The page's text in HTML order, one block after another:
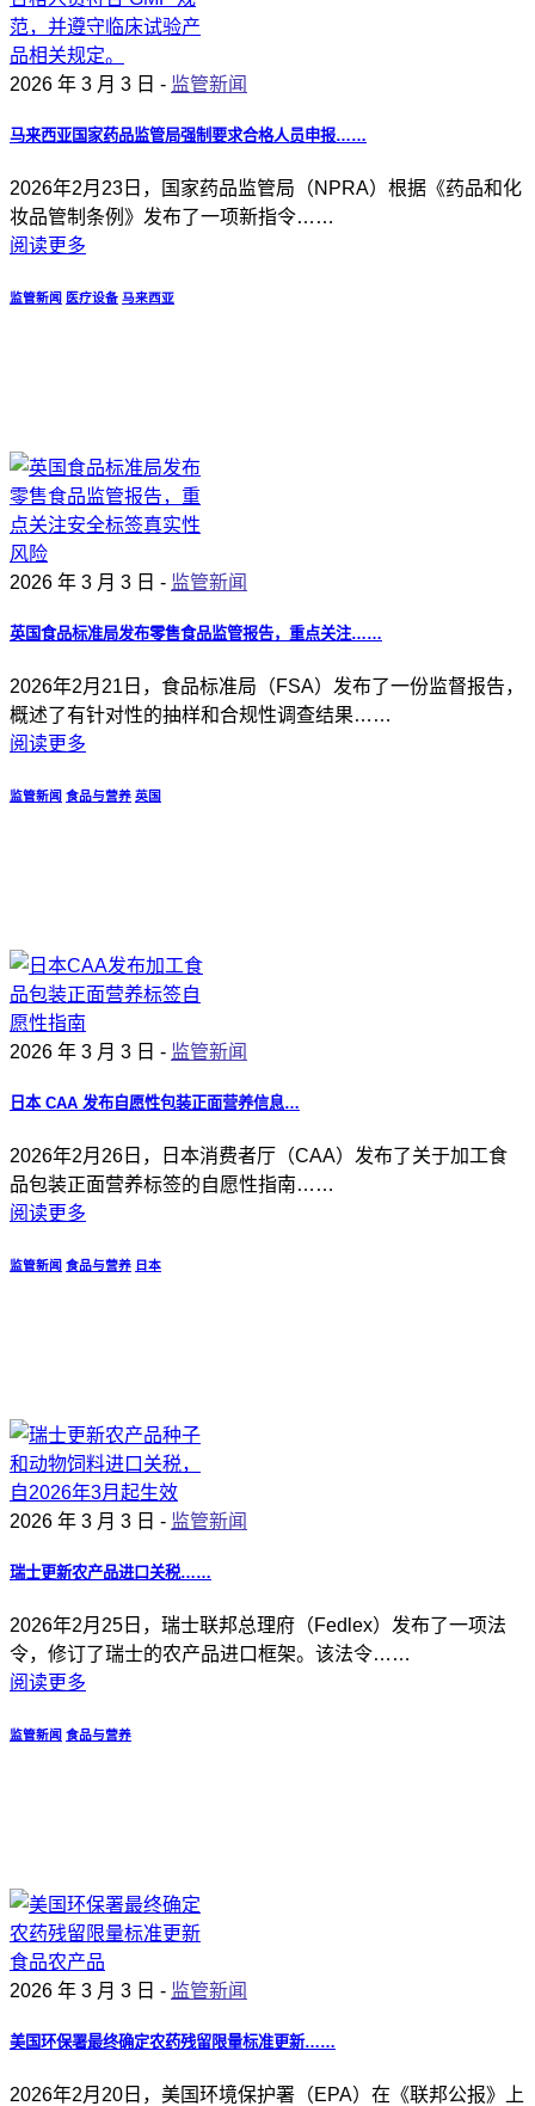
2026 年 3 月 3 日 - 监管新闻
马来西亚国家药品监管局强制要求合格人员申报……
2026年2月23日，国家药品监管局（NPRA）根据《药品和化
妆品管制条例》发布了一项新指令……
阅读更多
监管新闻 医疗设备 马来西亚
2026 年 3 月 3 日 - 监管新闻
英国食品标准局发布零售食品监管报告，重点关注……
2026年2月21日，食品标准局（FSA）发布了一份监督报告，
概述了有针对性的抽样和合规性调查结果……
阅读更多
监管新闻 食品与营养 英国
2026 年 3 月 3 日 - 监管新闻
日本 CAA 发布自愿性包装正面营养信息…
2026年2月26日，日本消费者厅（CAA）发布了关于加工食
品包装正面营养标签的自愿性指南……
阅读更多
监管新闻 食品与营养 日本
2026 年 3 月 3 日 - 监管新闻
瑞士更新农产品进口关税……
2026年2月25日，瑞士联邦总理府（Fedlex）发布了一项法
令，修订了瑞士的农产品进口框架。该法令……
阅读更多
监管新闻 食品与营养
2026 年 3 月 3 日 - 监管新闻
美国环保署最终确定农药残留限量标准更新……
2026年2月20日，美国环境保护署（EPA）在《联邦公报》上